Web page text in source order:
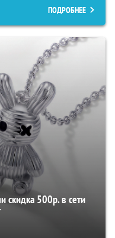
ПОДРОБНЕЕ
скидка 500р. в сети